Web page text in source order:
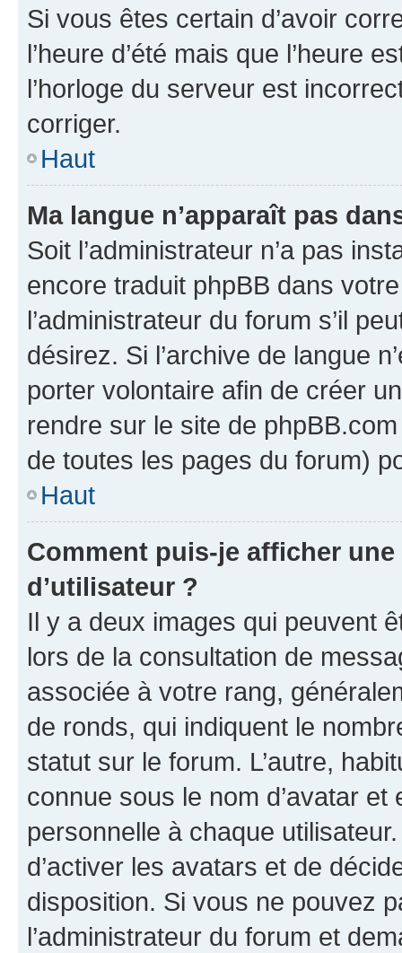
Si vous êtes certain d’avoir
l’heure d’été mais que l’heure
l’horloge du serveur est
corriger.
Haut
Ma langue n’apparaît pas
Soit l’administrateur n’a pas
encore traduit phpBB dans
l’administrateur du forum s’il
désirez. Si l’archive de langue
porter volontaire afin de créer
rendre sur le site de
de toutes les pages du forum)
Haut
Comment puis-je afficher
d’utilisateur ?
Il y a deux images qui peuvent
lors de la consultation de
associée à votre rang,
de ronds, qui indiquent le
statut sur le forum. L’autre,
connue sous le nom d’avatar
personnelle à chaque
d’activer les avatars et de
disposition. Si vous ne pouvez
l’administrateur du forum et